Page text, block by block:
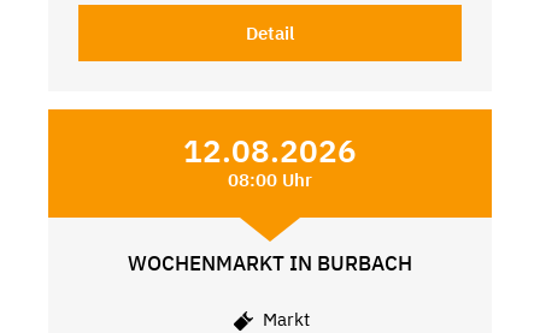
Detail
12.08.2026
08:00 Uhr
WOCHENMARKT IN BURBACH
Markt